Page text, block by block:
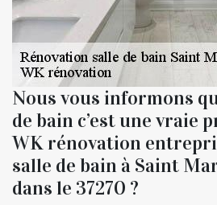
Nous vous informons
de bain c’est une vraie
WK rénovation
salle de bain à Saint
dans le 37270 ?